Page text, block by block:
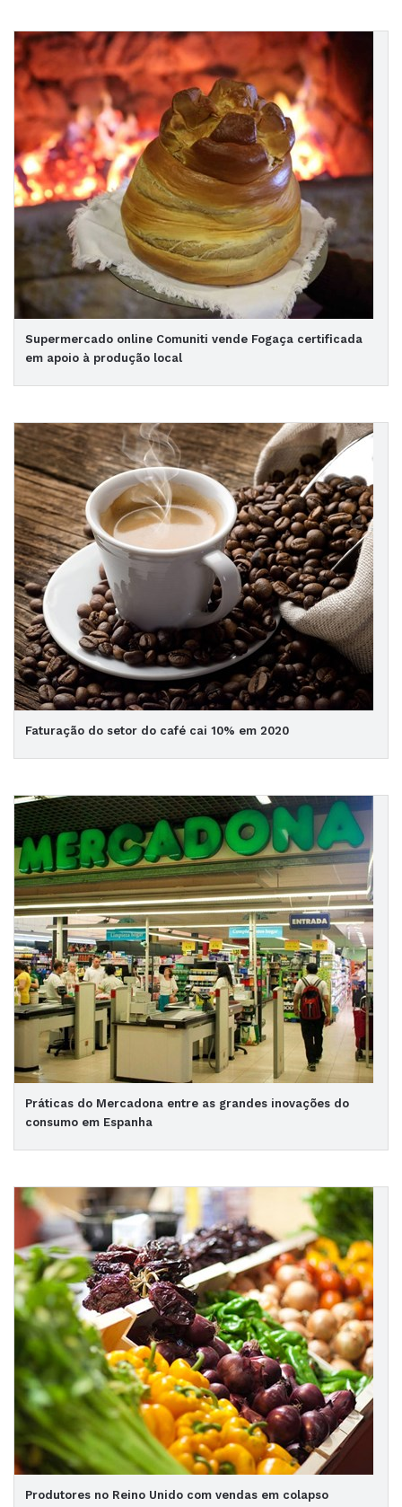
Supermercado online Comuniti vende Fogaça certificada
em apoio à produção local
Faturação do setor do café cai 10% em 2020
Práticas do Mercadona entre as grandes inovações do
consumo em Espanha
Produtores no Reino Unido com vendas em colapso